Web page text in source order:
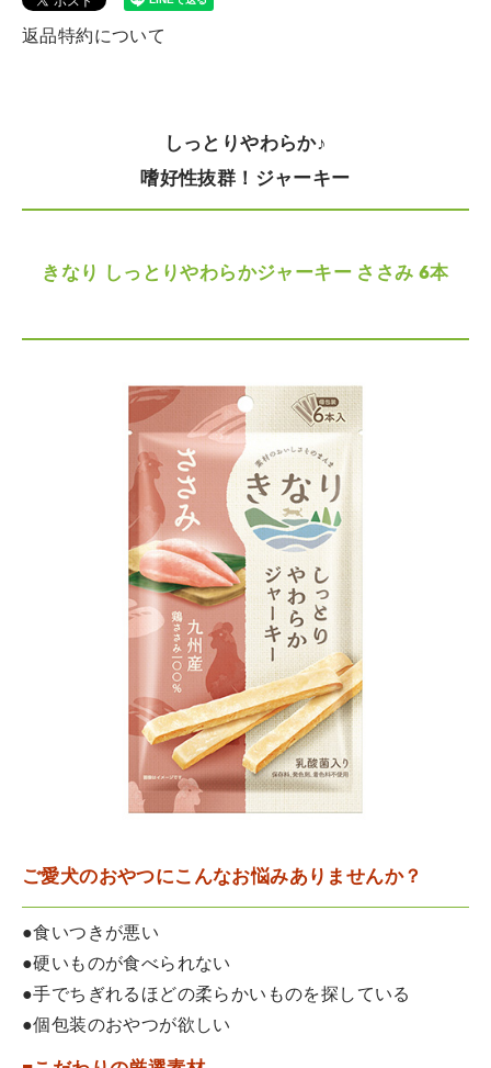
返品特約について
しっとりやわらか♪
嗜好性抜群！ジャーキー
きなり しっとりやわらかジャーキー ささみ 6本
ご愛犬のおやつにこんなお悩みありませんか？
●食いつきが悪い
●硬いものが食べられない
●手でちぎれるほどの柔らかいものを探している
●個包装のおやつが欲しい